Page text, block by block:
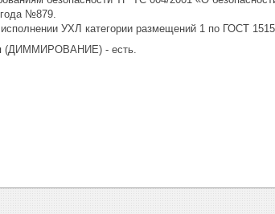
№879.
УХЛ категории размещений 1 по ГОСТ
(ДИММИРОВАНИЕ) - есть.